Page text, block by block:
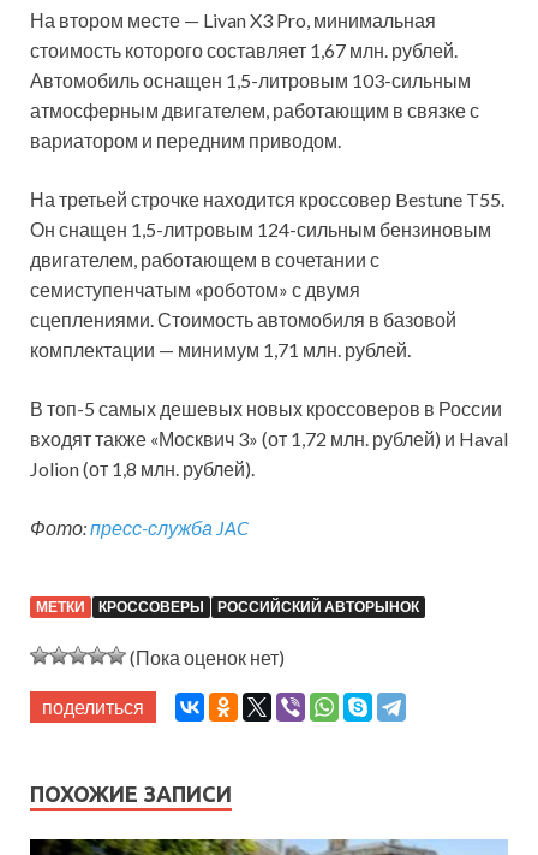
На втором месте — Livan X3 Pro, минимальная
стоимость которого составляет 1,67 млн. рублей.
Автомобиль оснащен 1,5-литровым 103-сильным
атмосферным двигателем, работающим в связке с
вариатором и передним приводом.
На третьей строчке находится кроссовер Bestune T55.
Он снащен 1,5-литровым 124-сильным бензиновым
двигателем, работающем в сочетании с
семиступенчатым «роботом» с двумя
сцеплениями. Стоимость автомобиля в базовой
комплектации — минимум 1,71 млн. рублей.
В топ-5 самых дешевых новых кроссоверов в России
входят также «Москвич 3» (от 1,72 млн. рублей) и Haval
Jolion (от 1,8 млн. рублей).
Фото:пресс-служба JAC
МЕТКИ КРОССОВЕРЫ РОССИЙСКИЙ АВТОРЫНОК
(Пока оценок нет)
поделиться
ПОХОЖИЕ ЗАПИСИ